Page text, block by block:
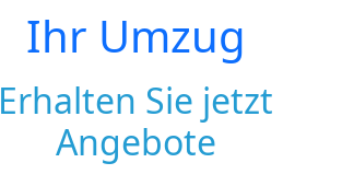
Ihr Umzug
Erhalten Sie jetzt
Angebote